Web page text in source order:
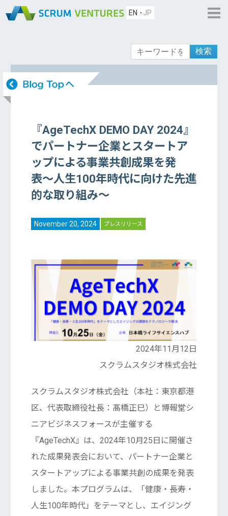
EN JP
検索
『AgeTechX DEMO DAY 2024』
でパートナー企業とスタートア
ップによる事業共創成果を発
表〜人生100年時代に向けた先進
的な取り組み〜
November 20, 2024 プレスリリース
2024年11月12日
スクラムスタジオ株式会社
スクラムスタジオ株式会社（本社：東京都港
区、代表取締役社長：髙橋正巳）と博報堂シ
ニアビジネスフォースが主催する
『AgeTechX』は、2024年10月25日に開催さ
れた成果発表会において、パートナー企業と
スタートアップによる事業共創の成果を発表
しました。本プログラムは、「健康・長寿・
人生100年時代」をテーマとし、エイジング